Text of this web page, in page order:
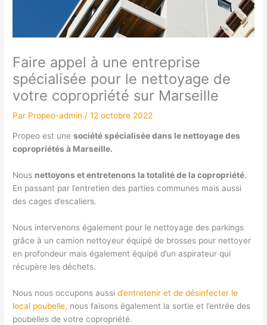
Faire appel à une entreprise
spécialisée pour le nettoyage de
votre copropriété sur Marseille
Par Propeo-admin /12 octobre 2022
Propeo est unesociété spécialisée dans le nettoyage des
copropriétés à Marseille.
Nous nettoyons et entretenons la totalité de la copropriété.
En passant par l’entretien des parties communes mais aussi
des cages d’escaliers.
Nous intervenons également pour le nettoyage des parkings
grâce à un camion nettoyeur équipé de brosses pour nettoyer
en profondeur mais également équipé d’un aspirateur qui
récupère les déchets.
Nous nous occupons aussid’entretenir et de désinfecter le
local poubelle, nous faisons également la sortie et l’entrée des
poubelles de votre copropriété.